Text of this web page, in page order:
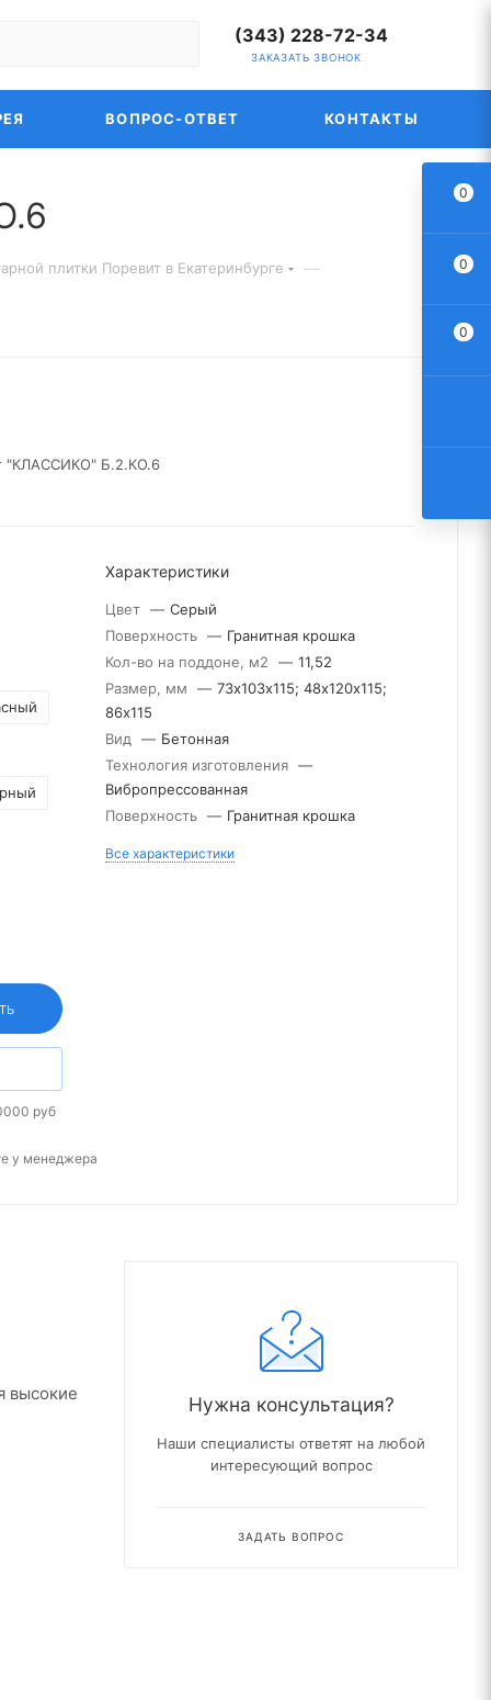
(343) 228-72-34
ЗАКАЗАТЬ ЗВОНОК
ВОПРОС-ОТВЕТ КОНТАКТЫ
плитки Поревит в Екатеринбурге —
"КЛАССИКО" Б.2.КО.6
руб
Характеристики
Цвет — Серый
Поверхность — Гранитная крошка
Кол-во на поддоне, м2
— 11,52
Размер, мм
— 73х103х115; 48х120х115;
86х115
Вид
— Бетонная
Технология изготовления —
Вибропрессованная
Поверхность — Гранитная крошка
Все характеристики
у менеджера
высокие Нужна консультация?
Наши специалисты ответят на любой
интересующий вопрос
ЗАДАТЬ ВОПРОС
0
0
0